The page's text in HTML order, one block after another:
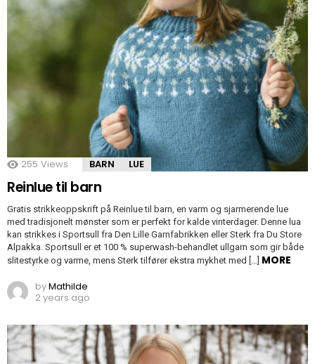
255 Views BARN LUE
Reinlue til barn
Gratis strikkeoppskrift på Reinlue til barn, en varm og sjarmerende lue
med tradisjonelt mønster som er perfekt for kalde vinterdager. Denne lua
kan strikkes i Sportsull fra Den Lille Garnfabrikken eller Sterk fra Du Store
Alpakka. Sportsull er et 100 % superwash-behandlet ullgarn som gir både
slitestyrke og varme, mens Sterk tilfører ekstra mykhet med […] MORE
byMathilde
2 years ago